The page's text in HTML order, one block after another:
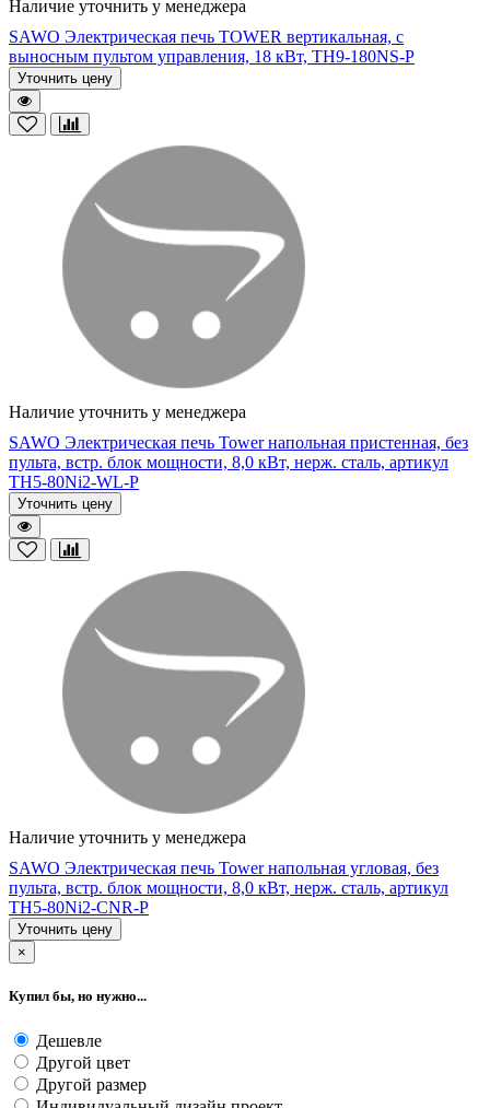
Наличие уточнить у менеджера
SAWO Электрическая печь TOWER вертикальная, с
выносным пультом управления, 18 кВт, TH9-180NS-P
Уточнить цену
Наличие уточнить у менеджера
SAWO Электрическая печь Tower напольная пристенная, без
пульта, встр. блок мощности, 8,0 кВт, нерж. сталь, артикул
TH5-80Ni2-WL-P
Уточнить цену
Наличие уточнить у менеджера
SAWO Электрическая печь Tower напольная угловая, без
пульта, встр. блок мощности, 8,0 кВт, нерж. сталь, артикул
TH5-80Ni2-CNR-P
Уточнить цену
×
Купил бы, но нужно...
Дешевле
Другой цвет
Другой размер